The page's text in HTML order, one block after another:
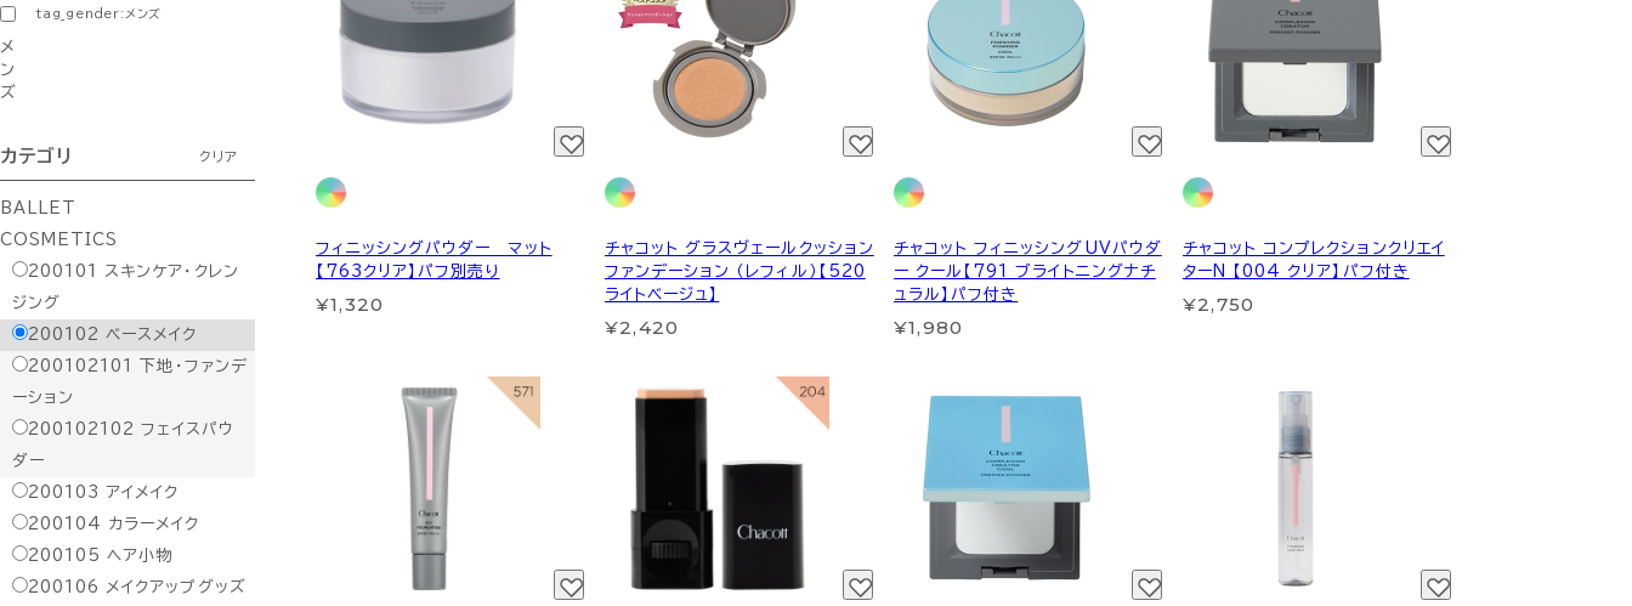
tag_gender:メンズ
メ
ン
ズ
カテゴリ クリア
BALLET
COSMETICS
200101
スキンケア・クレン
ジング
200102 ベースメイク
200102101
下地・ファンデ
ーション
200102102 フェイスパウ
ダー
200103 アイメイク
200104
カラーメイク
200105 ヘア小物
200106
メイクアップグッズ
フィニッシングパウダー マット
【763クリア】パフ別売り
¥1,320
チャコット グラスヴェールクッション
ファンデーション （レフィル）【520
ライトベージュ】
¥2,420
チャコット フィニッシングUVパウダ
ー クール【791 ブライトニングナチ
ュラル】パフ付き
¥1,980
チャコット コンプレクションクリエイ
ターN 【004 クリア】パフ付き
¥2,750